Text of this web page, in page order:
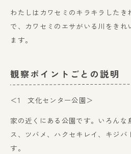
わたしはカワセミのキラキラしたき
で、カワセミのエサがいる川をきれ
ます。
観察ポイントごとの説明
＜1 文化センター公園＞
家の近くにある公園です。いろんな
ス、ツバメ、ハクセキレイ、キジバ
す。